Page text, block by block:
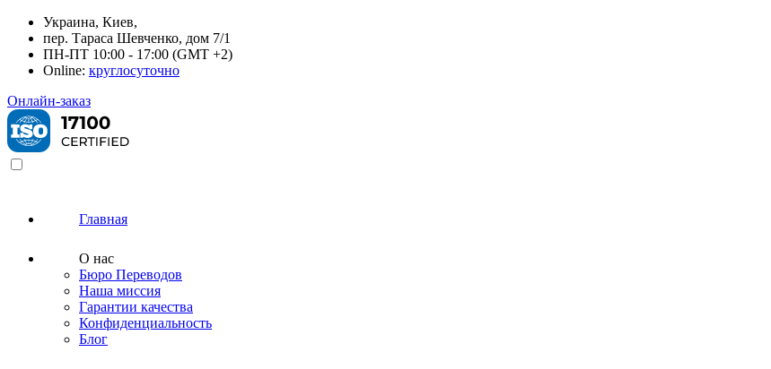
Украина, Киев,
пер. Тараса Шевченко, дом 7/1
ПН-ПТ 10:00 - 17:00 (GMT +2)
Online: круглосуточно
Онлайн-заказ
Главная
О нас
Бюро Переводов
Наша миссия
Гарантии качества
Конфиденциальность
Блог